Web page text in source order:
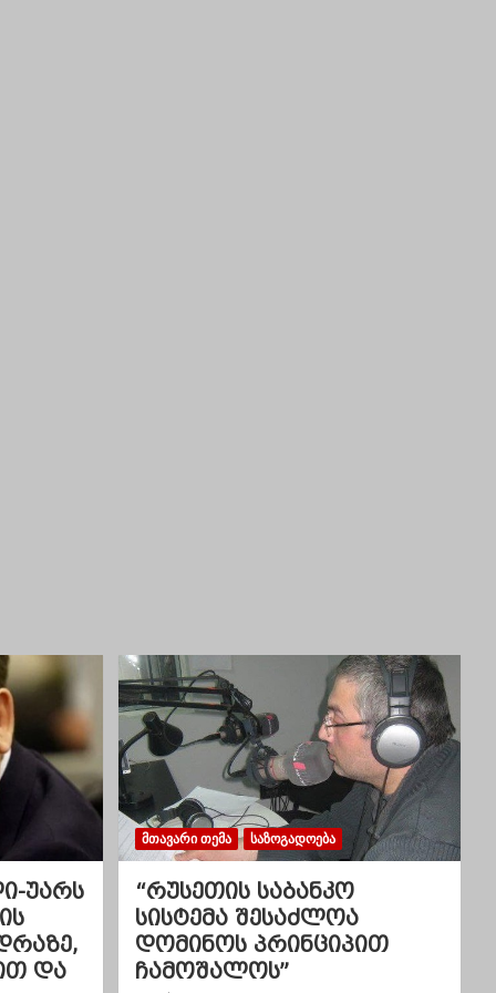
უარს
და
ᲛᲗᲐᲕᲐᲠᲘ ᲗᲔᲛᲐ ᲡᲐᲖᲝᲒᲐᲓᲝᲔᲑᲐ
“რუსეთის საბანკო
სისტემა შესაძლოა
დომინოს პრინციპით
ჩამოშალოს”